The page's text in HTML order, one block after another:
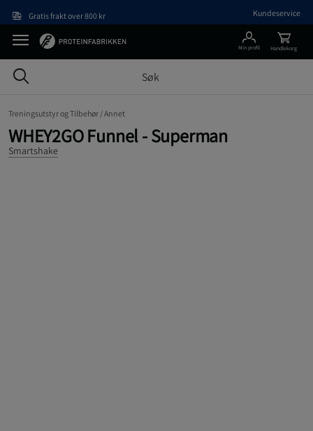
Gratis frakt over 800 kr Kundeservice
Min profil Handlekorg
Treningsutstyr og Tilbehør /Annet
WHEY2GO Funnel - Superman
Smartshake